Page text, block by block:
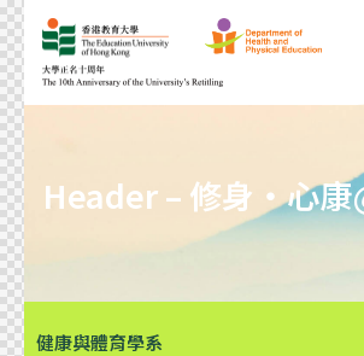
Header – 修身・心
健康與體育學系